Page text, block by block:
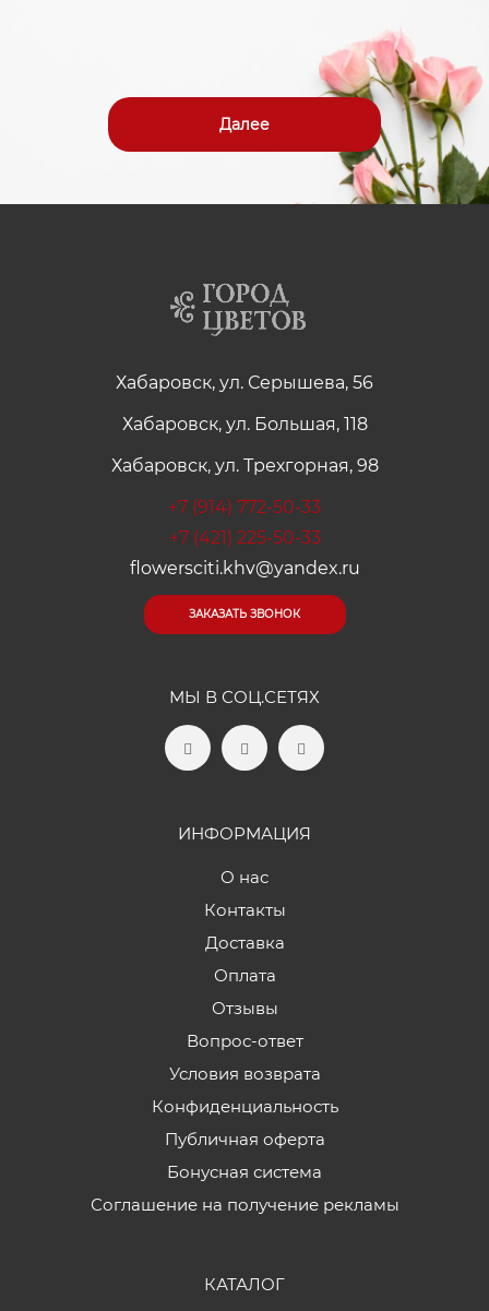
Далее
Хабаровск, ул. Серышева, 56
Хабаровск, ул. Большая, 118
Хабаровск, ул. Трехгорная, 98
+7 (914) 772-50-33
+7 (421) 225-50-33
flowersciti.khv@yandex.ru
ЗАКАЗАТЬ ЗВОНОК
МЫ В СОЦ.СЕТЯХ
ИНФОРМАЦИЯ
О нас
Контакты
Доставка
Оплата
Отзывы
Вопрос-ответ
Условия возврата
Конфиденциальность
Публичная оферта
Бонусная система
Соглашение на получение рекламы
КАТАЛОГ